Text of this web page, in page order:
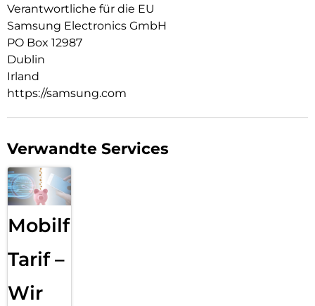
Verantwortliche für die EU
Samsung Electronics GmbH
PO Box 12987
Dublin
Irland
https://samsung.com
Verwandte Services
Mobilfunk
Tarif –
Wir